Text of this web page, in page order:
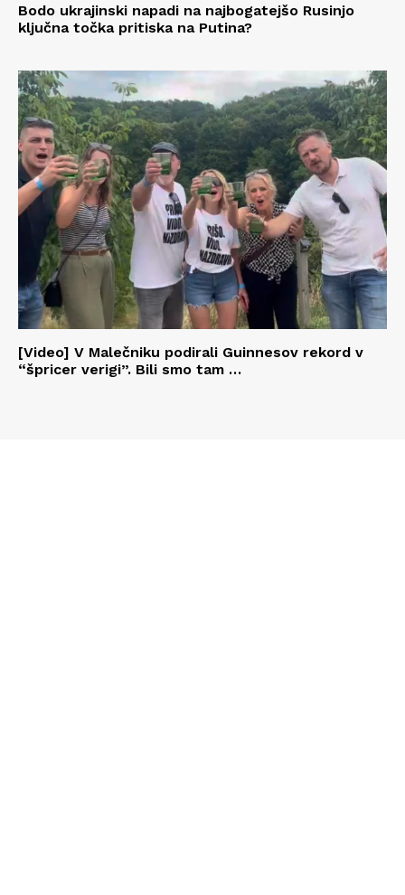
Bodo ukrajinski napadi na najbogatejšo Rusinjo
ključna točka pritiska na Putina?
[Video] V Malečniku podirali Guinnesov rekord v
“špricer verigi”. Bili smo tam …